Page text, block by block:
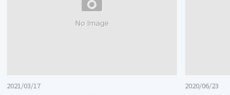
2021/03/17 2020/06/23